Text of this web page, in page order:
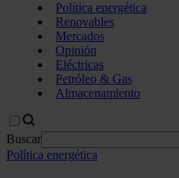
Política energética
Renovables
Mercados
Opinión
Eléctricas
Petróleo & Gas
Almacenamiento
Buscar
Política energética